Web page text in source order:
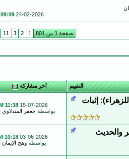
24-02-2026
09:09 PM
صفحة 1 من 801 1
2
3
11
التقييم آخر مشاركة
إثبات
15-07-2026
11:38 AM
بواسطة جعفر المندلاوي
والحديث
03-06-2026
10:18 PM
بواسطة وهج الإيمان